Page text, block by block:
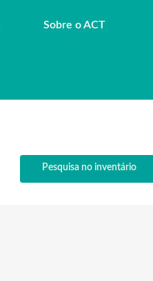
Sobre o ACT
Pesquisa no inventário